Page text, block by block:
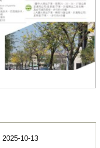
2025-10-13